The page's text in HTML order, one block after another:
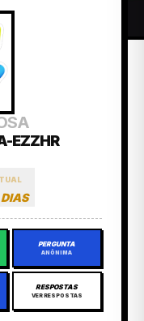
EZZHR
PERGUNTA
ANÔNIMA
RESPOSTAS
VER RESPOSTAS